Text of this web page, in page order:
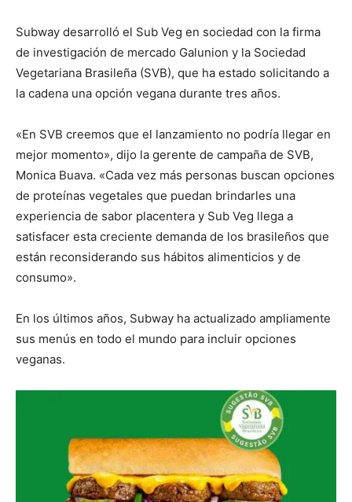
Subway desarrolló el Sub Veg en sociedad con la firma
de investigación de mercado Galunion y la Sociedad
Vegetariana Brasileña (SVB), que ha estado solicitando a
la cadena una opción vegana durante tres años.
«En SVB creemos que el lanzamiento no podría llegar en
mejor momento», dijo la gerente de campaña de SVB,
Monica Buava. «Cada vez más personas buscan opciones
de proteínas vegetales que puedan brindarles una
experiencia de sabor placentera y Sub Veg llega a
satisfacer esta creciente demanda de los brasileños que
están reconsiderando sus hábitos alimenticios y de
consumo».
En los últimos años, Subway ha actualizado ampliamente
sus menús en todo el mundo para incluir opciones
veganas.